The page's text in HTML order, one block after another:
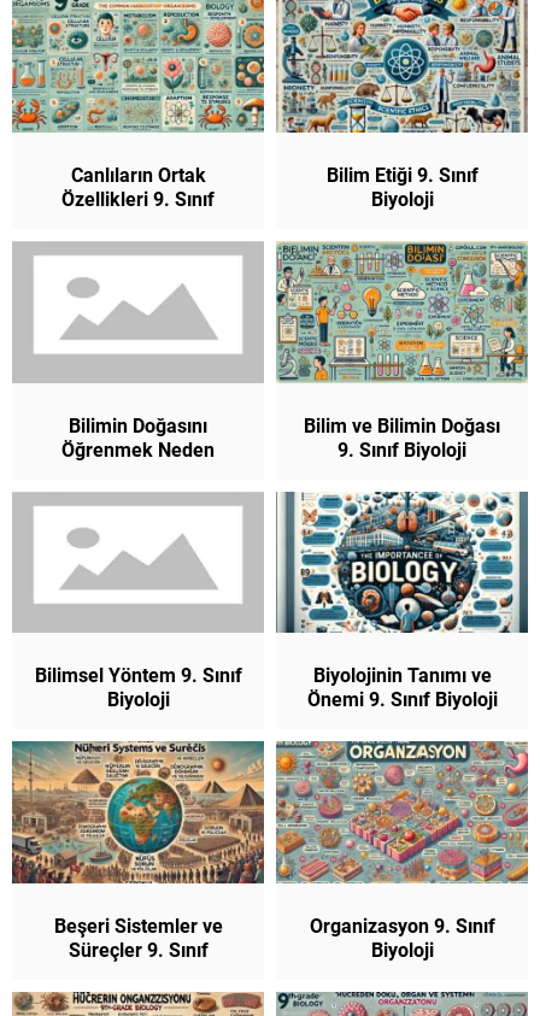
Canlıların Ortak
Özellikleri 9. Sınıf
Bilim Etiği 9. Sınıf
Biyoloji
Bilimin Doğasını
Öğrenmek Neden
Biyoloji
Bilim ve Bilimin Doğası
9. Sınıf Biyoloji
Bilimsel Yöntem 9. Sınıf
Biyoloji
Biyolojinin Tanımı ve
Önemi 9. Sınıf Biyoloji
Beşeri Sistemler ve
Süreçler 9. Sınıf
Organizasyon 9. Sınıf
Biyoloji